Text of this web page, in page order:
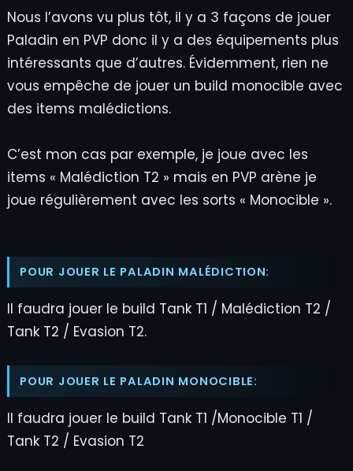
Nous l’avons vu plus tôt, il y a 3 façons de jouer
Paladin en PVP donc il y a des équipements plus
intéressants que d’autres. Évidemment, rien ne
vous empêche de jouer un build monocible avec
des items malédictions.
C’est mon cas par exemple, je joue avec les
items « Malédiction T2 » mais en PVP arène je
joue régulièrement avec les sorts « Monocible ».
POUR JOUER LE PALADIN MALÉDICTION:
Il faudra jouer le build Tank T1 / Malédiction T2 /
Tank T2 / Evasion T2.
POUR JOUER LE PALADIN MONOCIBLE:
Il faudra jouer le build Tank T1 /Monocible T1 /
Tank T2 / Evasion T2